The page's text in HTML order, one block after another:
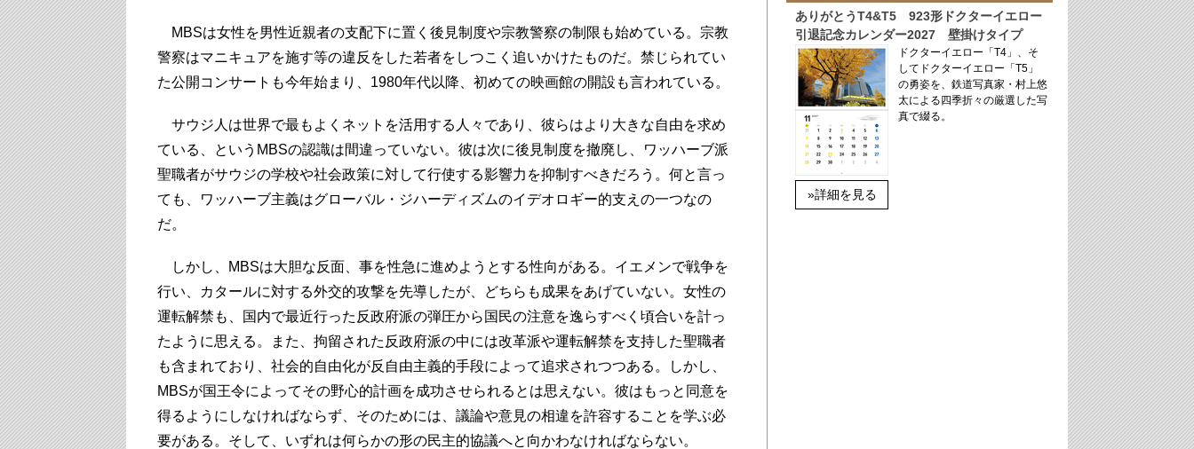
MBSは女性を男性近親者の支配下に置く後見制度や宗教警察の制限も始めている。宗教
警察はマニキュアを施す等の違反をした若者をしつこく追いかけたものだ。禁じられてい
た公開コンサートも今年始まり、1980年代以降、初めての映画館の開設も言われている。
サウジ人は世界で最もよくネットを活用する人々であり、彼らはより大きな自由を求め
ている、というMBSの認識は間違っていない。彼は次に後見制度を撤廃し、ワッハーブ派
聖職者がサウジの学校や社会政策に対して行使する影響力を抑制すべきだろう。何と言っ
ても、ワッハーブ主義はグローバル・ジハーディズムのイデオロギー的支えの一つなの
だ。
しかし、MBSは大胆な反面、事を性急に進めようとする性向がある。イエメンで戦争を
行い、カタールに対する外交的攻撃を先導したが、どちらも成果をあげていない。女性の
運転解禁も、国内で最近行った反政府派の弾圧から国民の注意を逸らすべく頃合いを計っ
たように思える。また、拘留された反政府派の中には改革派や運転解禁を支持した聖職者
も含まれており、社会的自由化が反自由主義的手段によって追求されつつある。しかし、
MBSが国王令によってその野心的計画を成功させられるとは思えない。彼はもっと同意を
得るようにしなければならず、そのためには、議論や意見の相違を許容することを学ぶ必
要がある。そして、いずれは何らかの形の民主的協議へと向かわなければならない。
ありがとうT4&T5 923形ドクターイエロー
引退記念カレンダー2027 壁掛けタイプ
»詳細を見る
ドクターイエロー「T4」、そ
してドクターイエロー「T5」
の勇姿を、鉄道写真家・村上悠
太による四季折々の厳選した写
真で綴る。